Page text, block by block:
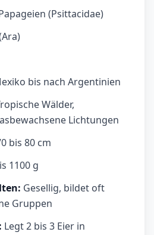
(Psittacidae)
bis nach Argentinien
Wälder,
Lichtungen
bis 80 cm
1100 g
Gesellig, bildet oft
Gruppen
Legt 2 bis 3 Eier in